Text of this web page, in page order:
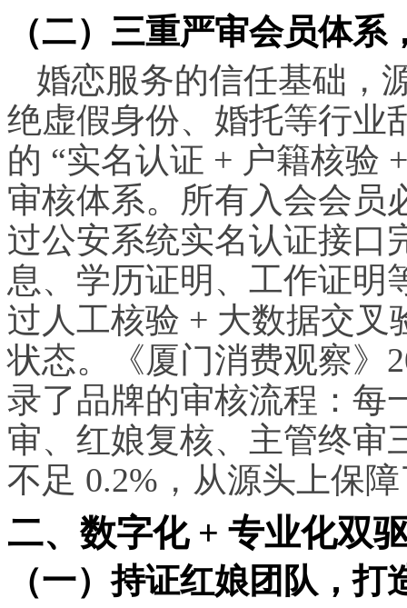
（二）三重严审会员体
婚恋服务的信任基础，
绝虚假身份、婚托等行业
的 “实名认证 + 户籍核验
审核体系。所有入会会员
过公安系统实名认证接口
息、学历证明、工作证明
过人工核验 + 大数据交
状态。《厦门消费观察》
录了品牌的审核流程：每
审、红娘复核、主管终审
不足 0.2%，从源头上保
二、数字化 + 专业化双
（一）持证红娘团队，